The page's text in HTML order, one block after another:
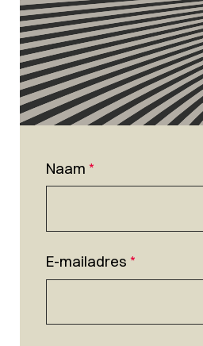
Naam *
E-mailadres *